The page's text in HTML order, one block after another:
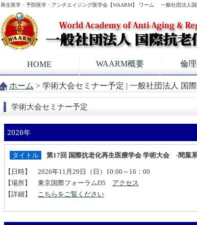
再生医学・予防医学・アンチエイジング医学会【WAARM】 ワーム 一般社団法人
HOME WAARM概要 倫
ホーム > 学術大会セミナー予定 | 一般社団法人 国
学術大会セミナー予定
2026年
タイトル 第17回 国際抗老化再生医療学会 学術大会 -間葉
【日時】 2026年11月29日（日）10:00～16：00
【場所】 東京国際フォーラムD5 アクセス
【詳細】 こちらをご覧ください